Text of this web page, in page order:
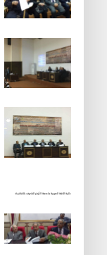
كلية اللغة العربية جامعة الأزهر الشريف بالقاهرة: